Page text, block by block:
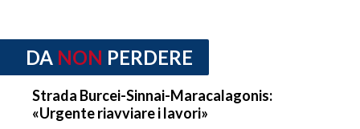
DA NON PERDERE
Strada Burcei-Sinnai-Maracalagonis:
«Urgente riavviare i lavori»